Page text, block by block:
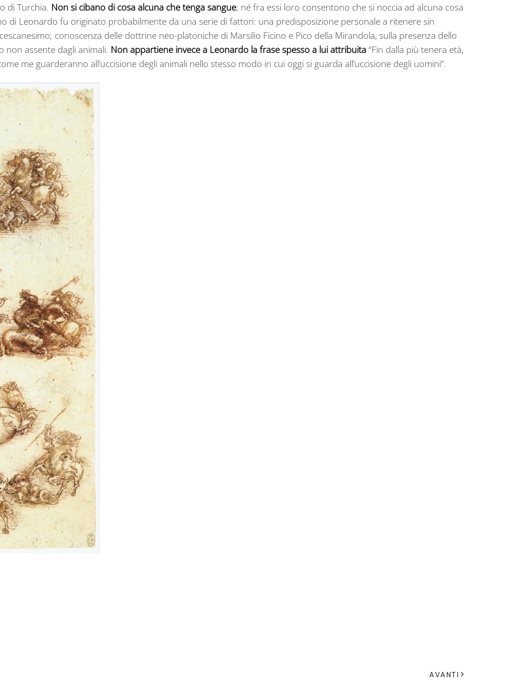
di Turchia. Non si cibano di cosa alcuna che tenga sangue; né fra essi loro consentono che si noccia ad alcuna cosa
di Leonardo fu originato probabilmente da una serie di fattori: una predisposizione personale a ritenere sin
conoscenza delle dottrine neo-platoniche di Marsilio Ficino e Pico della Mirandola, sulla presenza dello
non assente dagli animali. Non appartiene invece a Leonardo la frase spesso a lui attribuita “Fin dalla più tenera età,
me guarderanno all’uccisione degli animali nello stesso modo in cui oggi si guarda all’uccisione degli uomini”.
AVANTI